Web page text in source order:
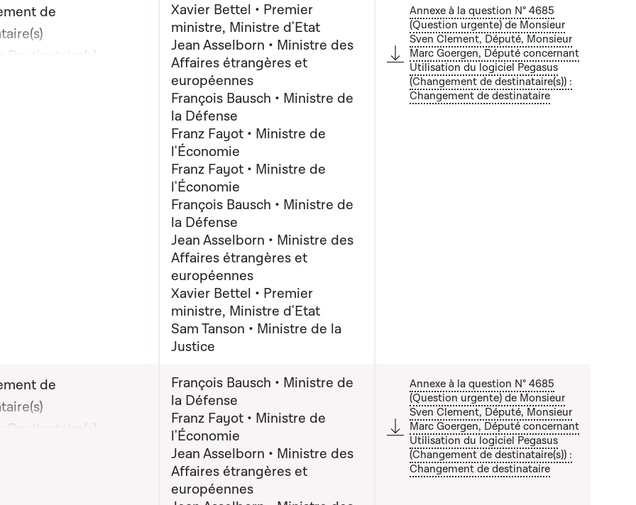
intérieure
de
Destinataire(s) :
François Bausch,
Ministre des
étrangères et
Monsieur Franz
de l'Économie;
graphique servant à afficher ou cacher tous les éléments de la liste qui précède
Xavier Bettel • Premier
ministre, Ministre d'Etat
Jean Asselborn • Ministre des
Affaires étrangères et
européennes
François Bausch • Ministre de
la Défense
Franz Fayot • Ministre de
l'Économie
Franz Fayot • Ministre de
l'Économie
François Bausch • Ministre de
la Défense
Jean Asselborn • Ministre des
Affaires étrangères et
européennes
Xavier Bettel • Premier
ministre, Ministre d'Etat
Sam Tanson • Ministre de la
Justice
Annexe à la question N° 4685
(Question urgente) de Monsieur
Sven Clement, Député, Monsieur
Marc Goergen, Député concernant
Utilisation du logiciel Pegasus
(Changement de destinataire(s)) :
Changement de destinataire
de
Destinataire(s) :
François Bausch,
graphique servant à afficher ou cacher tous les éléments de la liste qui précède
François Bausch • Ministre de
la Défense
Franz Fayot • Ministre de
l'Économie
Jean Asselborn • Ministre des
Affaires étrangères et
européennes
Annexe à la question N° 4685
(Question urgente) de Monsieur
Sven Clement, Député, Monsieur
Marc Goergen, Député concernant
Utilisation du logiciel Pegasus
(Changement de destinataire(s)) :
Changement de destinataire